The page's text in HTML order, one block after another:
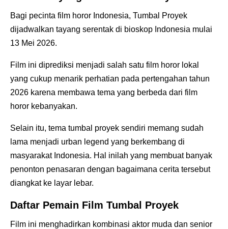
Bagi pecinta film horor Indonesia, Tumbal Proyek
dijadwalkan tayang serentak di bioskop Indonesia mulai
13 Mei 2026.
Film ini diprediksi menjadi salah satu film horor lokal
yang cukup menarik perhatian pada pertengahan tahun
2026 karena membawa tema yang berbeda dari film
horor kebanyakan.
Selain itu, tema tumbal proyek sendiri memang sudah
lama menjadi urban legend yang berkembang di
masyarakat Indonesia. Hal inilah yang membuat banyak
penonton penasaran dengan bagaimana cerita tersebut
diangkat ke layar lebar.
Daftar Pemain Film Tumbal Proyek
Film ini menghadirkan kombinasi aktor muda dan senior